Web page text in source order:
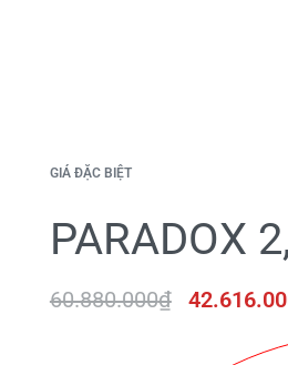
GIÁ ĐẶC BIỆT
PARADOX
60.880.000₫